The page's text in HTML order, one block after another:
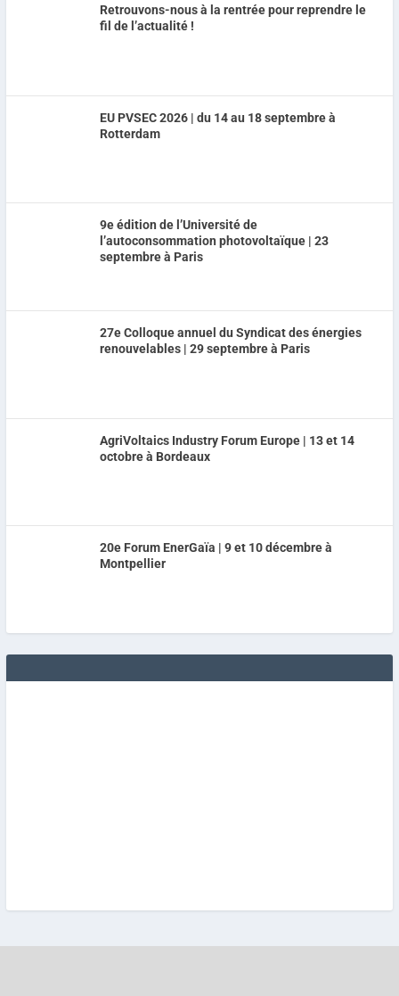
Retrouvons-nous à la rentrée pour reprendre le
fil de l’actualité !
EU PVSEC 2026 | du 14 au 18 septembre à
Rotterdam
9e édition de l’Université de
l’autoconsommation photovoltaïque | 23
septembre à Paris
27e Colloque annuel du Syndicat des énergies
renouvelables | 29 septembre à Paris
AgriVoltaics Industry Forum Europe | 13 et 14
octobre à Bordeaux
20e Forum EnerGaïa | 9 et 10 décembre à
Montpellier